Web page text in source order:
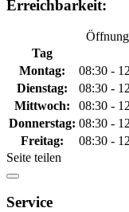
Erreichbarkeit:
Tag
Montag:
08:30 -
Dienstag:
08:30 -
Mittwoch:
08:30 -
Donnerstag: 08:30 -
Freitag:
08:30 -
Seite teilen
Service